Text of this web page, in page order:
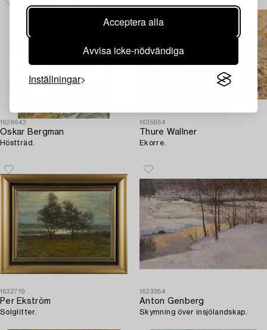
Acceptera alla
Avvisa icke-nödvändiga
Inställningar
1628643
Oskar Bergman
Höstträd.
1635864
Thure Wallner
Ekorre.
1632719
Per Ekström
Solglitter.
1633384
Anton Genberg
Skymning över insjölandskap.